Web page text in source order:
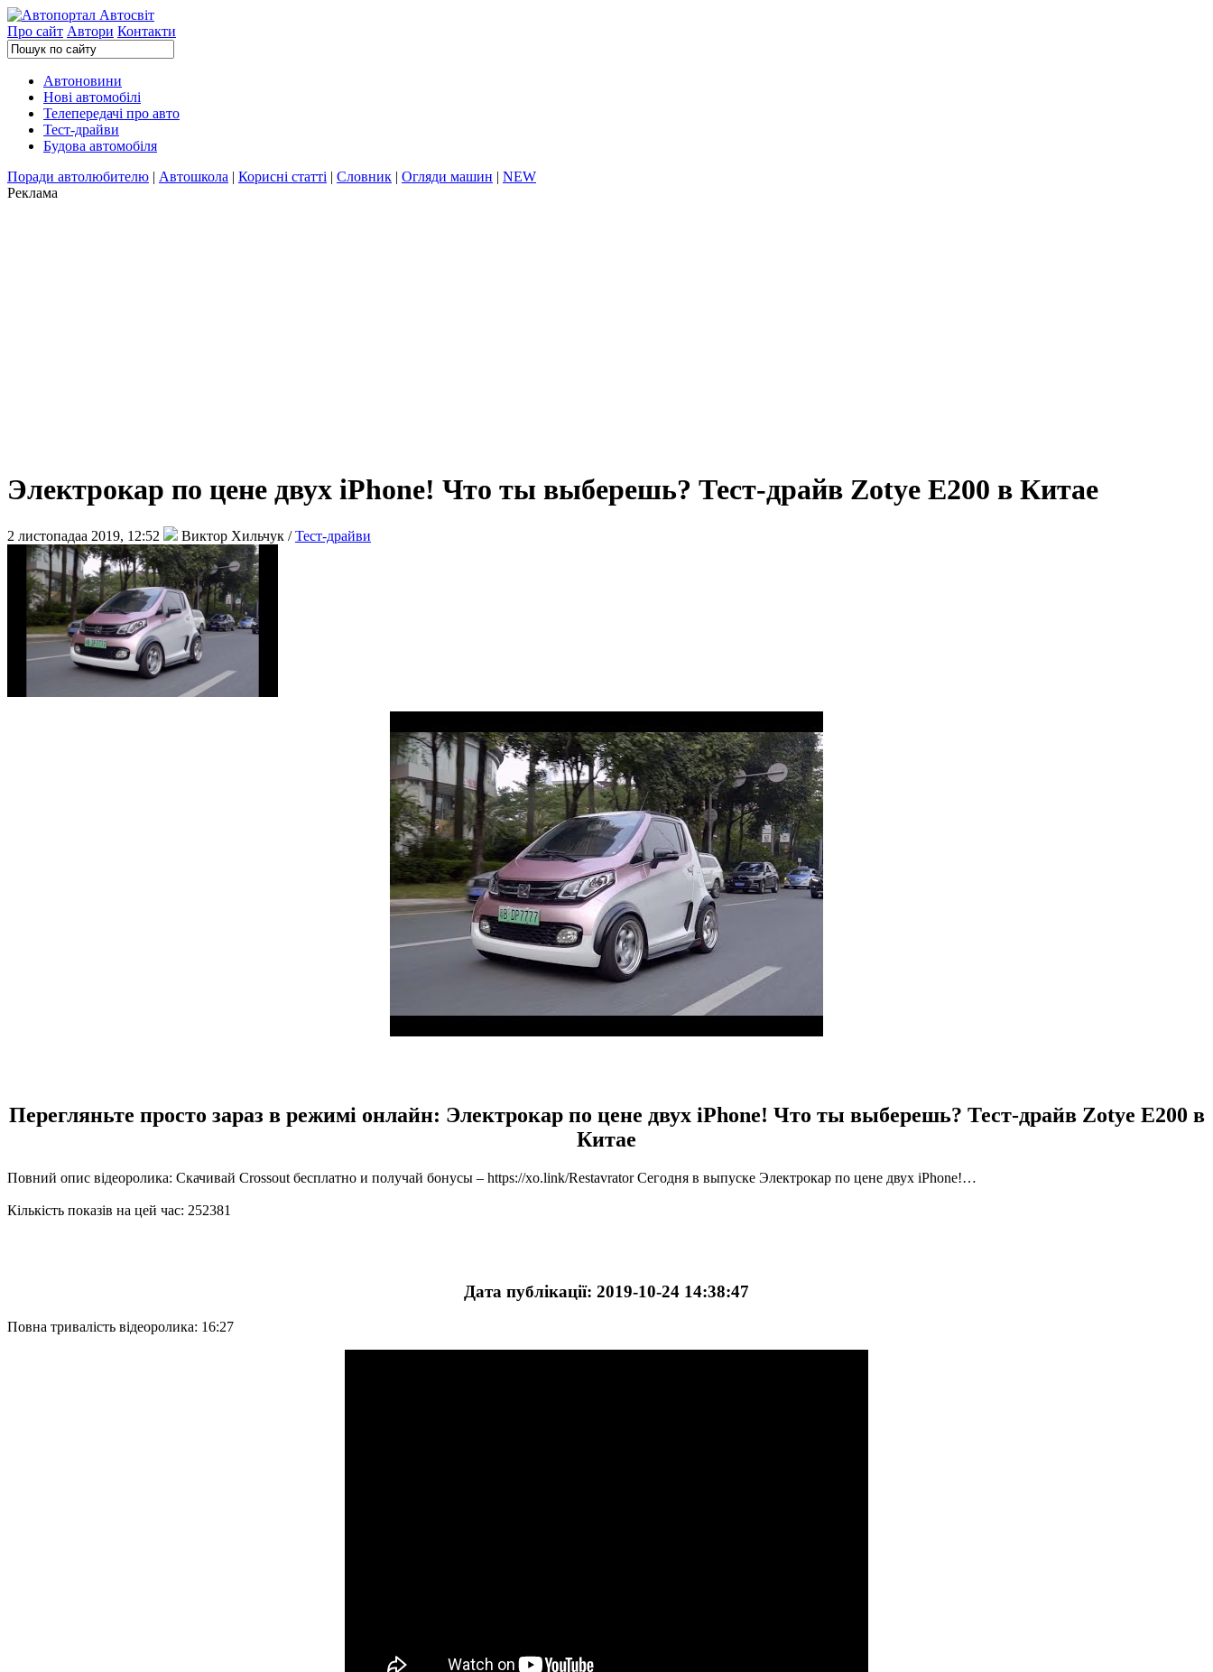
Про сайт Автори Контакти
Автоновини
Нові автомобілі
Телепередачі про авто
Тест-драйви
Будова автомобіля
Поради автолюбителю | Автошкола | Корисні статті | Словник | Огляди машин | NEW
Реклама
Электрокар по цене двух iPhone! Что ты выберешь? Тест-драйв Zotye E200 в Китае
2 листопадаа 2019, 12:52 Виктор Хильчук /Тест-драйви
Перегляньте просто зараз в режимі онлайн: Электрокар по цене двух iPhone! Что ты выберешь? Тест-драйв Zotye E200 в
Китае
Повний опис відеоролика: Скачивай Crossout бесплатно и получай бонусы – https://xo.link/Restavrator Сегодня в выпуске Электрокар по цене двух iPhone!…
Кількість показів на цей час: 252381
Дата публікації: 2019-10-24 14:38:47
Повна тривалість відеоролика: 16:27